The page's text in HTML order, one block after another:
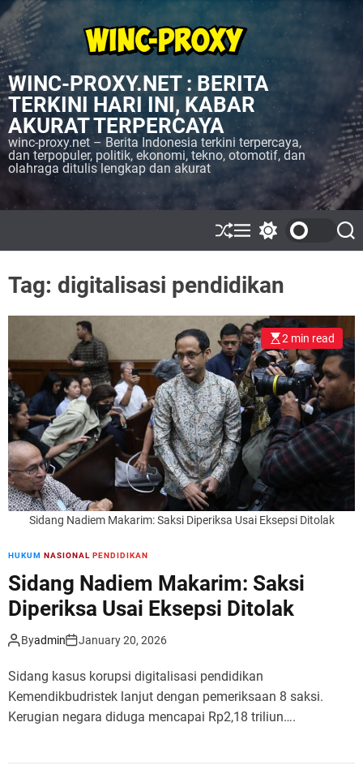
i
p
t
o
WINC-PROXY.NET : BERITA
TERKINI HARI INI, KABAR
AKURAT TERPERCAYA
winc-proxy.net – Berita Indonesia terkini terpercaya,
dan terpopuler, politik, ekonomi, tekno, otomotif, dan
olahraga ditulis lengkap dan akurat
S
h
ff
l
M
e
u
w
t
c
c
o
l
o
r
m
o
d
e
S
e
Tag: digitalisasi pendidikan
Sidang Nadiem Makarim: Saksi Diperiksa Usai Eksepsi Ditolak
2 min read
HUKUM NASIONAL PENDIDIKAN
Sidang Nadiem Makarim: Saksi
Diperiksa Usai Eksepsi Ditolak
Byadmin January 20, 2026
Sidang kasus korupsi digitalisasi pendidikan
Kemendikbudristek lanjut dengan pemeriksaan 8 saksi.
Kerugian negara diduga mencapai Rp2,18 triliun….